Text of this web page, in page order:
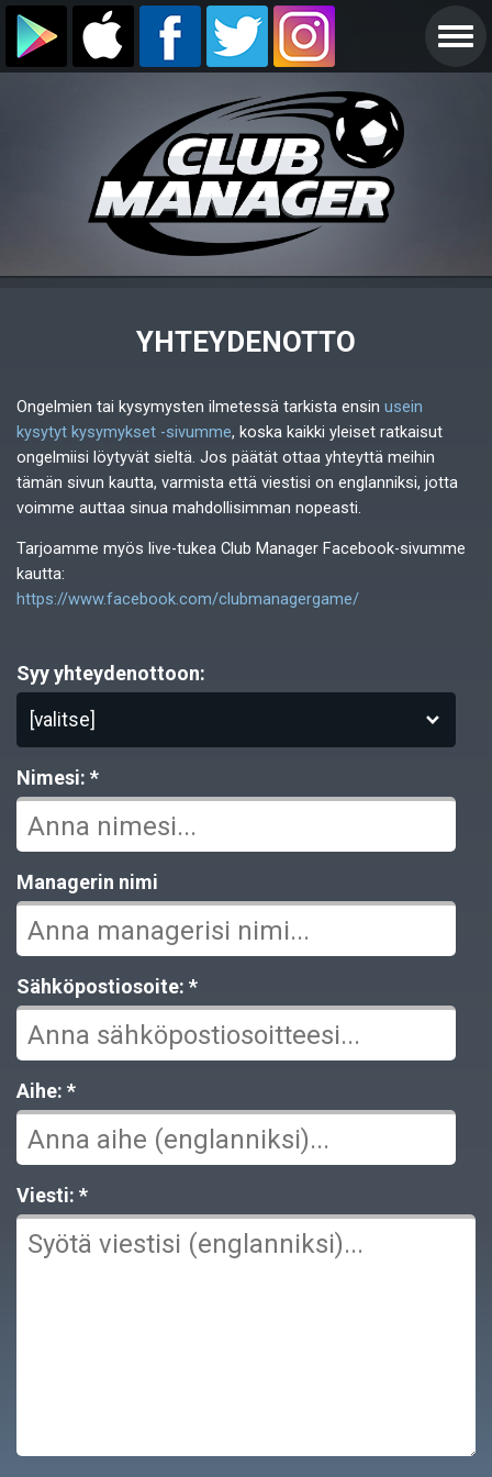
YHTEYDENOTTO
Ongelmien tai kysymysten ilmetessä tarkista ensin usein
kysytyt kysymykset -sivumme, koska kaikki yleiset ratkaisut
ongelmiisi löytyvät sieltä. Jos päätät ottaa yhteyttä meihin
tämän sivun kautta, varmista että viestisi on englanniksi, jotta
voimme auttaa sinua mahdollisimman nopeasti.
Tarjoamme myös live-tukea Club Manager Facebook-sivumme
kautta:
https://www.facebook.com/clubmanagergame/
Syy yhteydenottoon:
[valitse]
Nimesi: *
Managerin nimi
Sähköpostiosoite: *
Aihe: *
Viesti: *